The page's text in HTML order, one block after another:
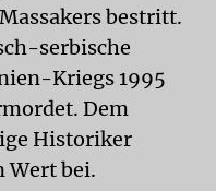
bestritt.
serbische
Kriegs 1995
Dem
Historiker
Wert bei.